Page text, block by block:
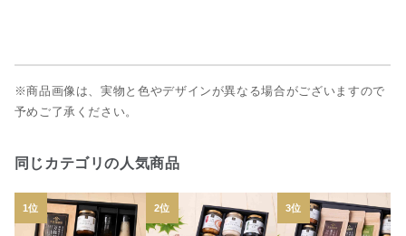
※商品画像は、実物と色やデザインが異なる場合がございますので
予めご了承ください。
同じカテゴリの人気商品